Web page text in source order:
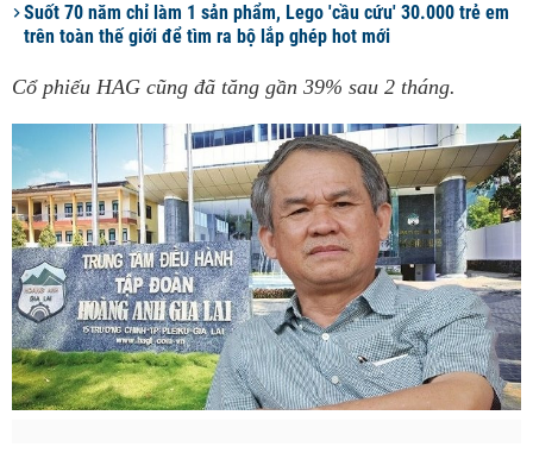
Suốt 70 năm chỉ làm 1 sản phẩm, Lego 'cầu cứu' 30.000 trẻ em
trên toàn thế giới để tìm ra bộ lắp ghép hot mới
Cổ phiếu HAG cũng đã tăng gần 39% sau 2 tháng.